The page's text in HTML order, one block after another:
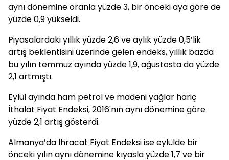
aynı dönemine oranla yüzde 3, bir önceki aya göre de
yüzde 0,9 yükseldi.
Piyasalardaki yıllık yüzde 2,6 ve aylık yüzde 0,5’lik
artış beklentisini üzerinde gelen endeks, yıllık bazda
bu yılın temmuz ayında yüzde 1,9, ağustosta da yüzde
2,1 artmıştı.
Eylül ayında ham petrol ve madeni yağlar hariç
İthalat Fiyat Endeksi, 2016'nın aynı dönemine göre
yüzde 2,1 artış gösterdi.
Almanya’da İhracat Fiyat Endeksi ise eylülde bir
önceki yılın aynı dönemine kıyasla yüzde 1,7 ve bir